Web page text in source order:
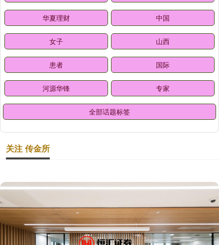
华夏理财 中国
女子 山西
患者 国际
河源华锋 专家
全部话题标签
关注 传金所